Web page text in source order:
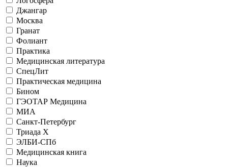
Джангар
Москва
Гранат
Фолиант
Практика
Медицинская литература
СпецЛит
Практическая медицина
Бином
ГЭОТАР Медицина
МИА
Санкт-Петербург
Триада Х
ЭЛБИ-СПб
Медицинская книга
Наука